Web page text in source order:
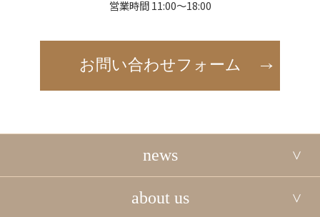
営業時間 11:00～18:00
お問い合わせフォーム
news
about us